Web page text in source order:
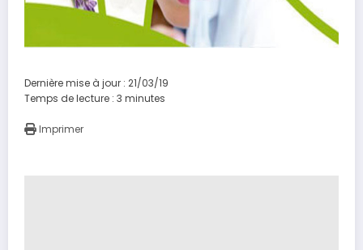
Dernière mise à jour : 21/03/19
Temps de lecture : 3 minutes
Imprimer